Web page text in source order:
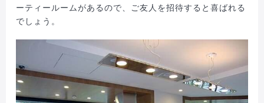
ーティールームがあるので、ご友人を招待すると喜ばれる
でしょう。